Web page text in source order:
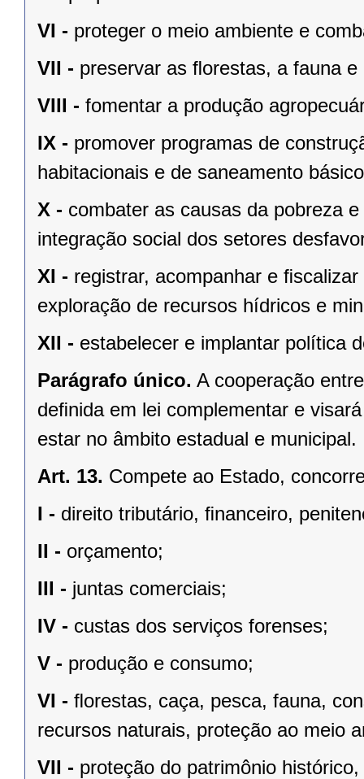
VI - proteger o meio ambiente e
VII - preservar as ﬂorestas, a fauna e
VIII - fomentar a produção
IX - promover programas de
habitacionais e de saneamento
X - combater as causas da pobreza
integração social dos setores
XI - registrar, acompanhar e
exploração de recursos hídricos e
XII - estabelecer e implantar política
Parágrafo único. A cooperação
deﬁnida em lei complementar e
estar no âmbito estadual e municipal.
Art. 13. Compete ao Estado,
I - direito tributário, ﬁnanceiro,
II - orçamento;
III - juntas comerciais;
IV - custas dos serviços forenses;
V - produção e consumo;
VI - ﬂorestas, caça, pesca, fauna,
recursos naturais, proteção ao meio
VII - proteção do patrimônio